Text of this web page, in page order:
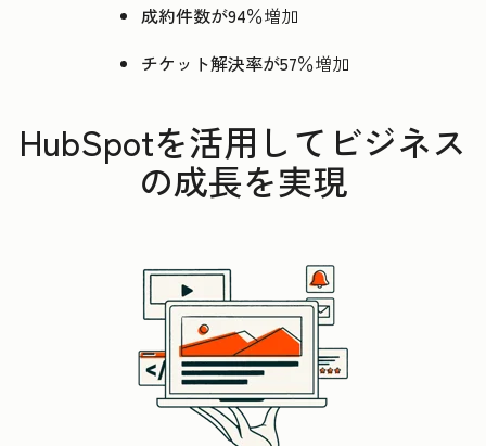
成約件数が94％増加
チケット解決率が57％増加
HubSpotを活用してビジネス
の成長を実現